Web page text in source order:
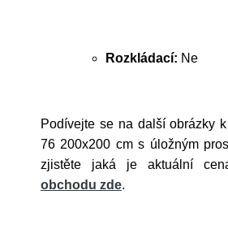
Rozkládací: Ne
Podívejte se na další obrázky
76 200x200 cm s úložným
zjistěte jaká je aktuální
obchodu zde.